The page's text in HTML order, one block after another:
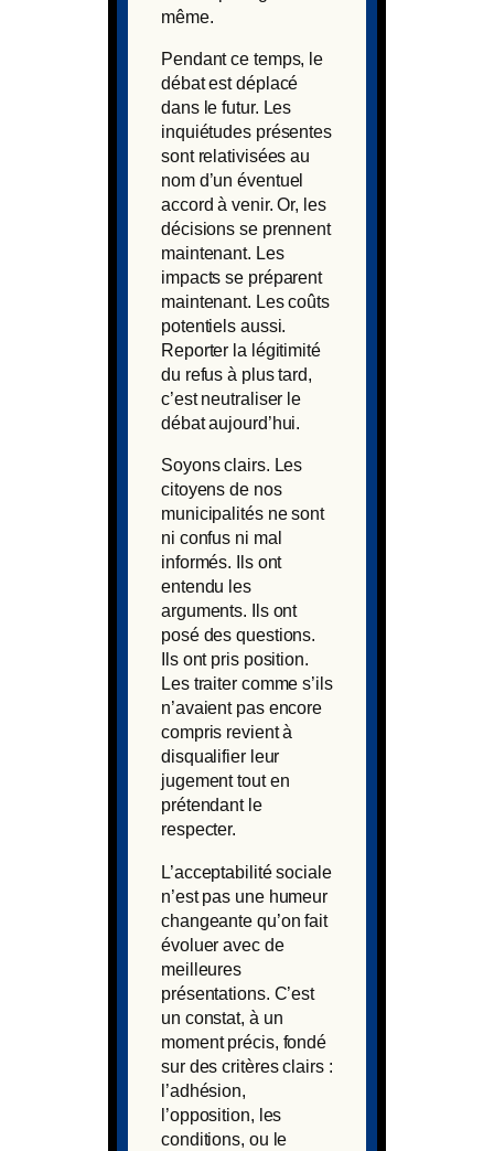
même.
Pendant ce temps, le
débat est déplacé
dans le futur. Les
inquiétudes présentes
sont relativisées au
nom d’un éventuel
accord à venir. Or, les
décisions se prennent
maintenant. Les
impacts se préparent
maintenant. Les coûts
potentiels aussi.
Reporter la légitimité
du refus à plus tard,
c’est neutraliser le
débat aujourd’hui.
Soyons clairs. Les
citoyens de nos
municipalités ne sont
ni confus ni mal
informés. Ils ont
entendu les
arguments. Ils ont
posé des questions.
Ils ont pris position.
Les traiter comme s’ils
n’avaient pas encore
compris revient à
disqualifier leur
jugement tout en
prétendant le
respecter.
L’acceptabilité sociale
n’est pas une humeur
changeante qu’on fait
évoluer avec de
meilleures
présentations. C’est
un constat, à un
moment précis, fondé
sur des critères clairs :
l’adhésion,
l’opposition, les
conditions, ou le